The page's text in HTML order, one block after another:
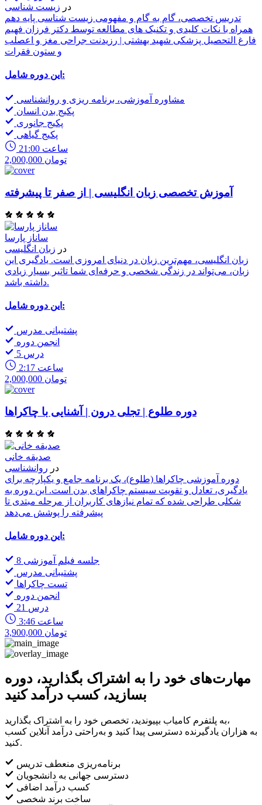
در زیست شناسی
تدریس تخصصی، گام به گام و مفهومی زیست شناسی پایه دهم
همراه با نکات کلیدی و تکنیک های مطالعه توسط دکتر فرزان فهیم
فارغ التحصیل پزشکی شهید بهشتی | رزیدنت جراحی مغز و اعصلب
و ستون فقرات
این دوره شامل:
مشاوره آموزشی، برنامه ریزی و روانشناسی
پکیج بدن انسان
پکیج جانوری
پکیج گیاهی
21:00 ساعت
2,000,000 تومان
آموزش تخصصی زبان انگلیسی | از صفر تا پیشرفته
ساناز پارسا
در زبان انگلیسی
زبان انگلیسی، مهم‌ترین زبان در دنیای امروزی است. یادگیری این
زبان، می‌تواند در زندگی شخصی و حرفه‌ای شما تاثیر بسیار زیادی
داشته باشد.
این دوره شامل:
پشتیبانی مدرس
انجمن دوره
5 درس
2:17 ساعت
2,000,000 تومان
دوره طلوع | تجلی درون | آشنایی با چاکراها
صدیقه خانی
در روانشناسی
دوره آموزشی چاکراها (طلوع)، یک برنامه جامع و یکپارچه برای
یادگیری، تعادل و تقویت سیستم چاکراهای بدن است. این دوره به
شکلی طراحی شده که تمام نیازهای کاربران از مرحله مبتدی تا
پیشرفته را پوشش می‌دهد
این دوره شامل:
8 جلسه فیلم آموزشی
پشتیبانی مدرس
تست چاکراها
انجمن دوره
21 درس
3:46 ساعت
3,900,000 تومان
مهارت‌های خود را به اشتراک بگذارید، دوره
بسازید، کسب درآمد کنید
به پلتفرم کامیاب بپیوندید، تخصص خود را به اشتراک بگذارید،
به هزاران یادگیرنده دسترسی پیدا کنید و به‌راحتی درآمد آنلاین کسب
کنید.
برنامه‌ریزی منعطف تدریس
دسترسی جهانی به دانشجویان
کسب درآمد اضافی
ساخت برند شخصی